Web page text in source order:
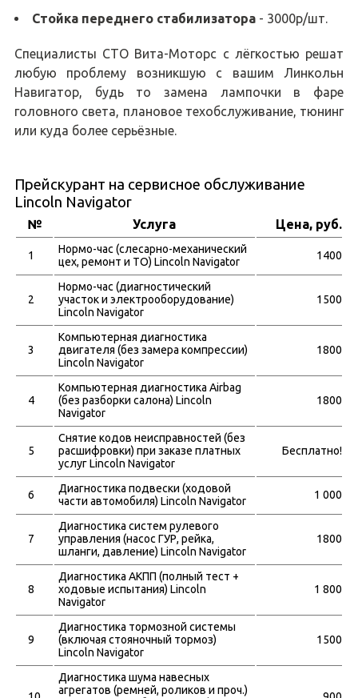
Стойка переднего стабилизатора- 3000р/шт.
Специалисты СТО Вита-Моторс с лёгкостью решат
любую проблему возникшую с вашим Линкольн
Навигатор, будь то замена лампочки в фаре
головного света, плановое техобслуживание, тюнинг
или куда более серьёзные.
Прейскурант на сервисное обслуживание
Lincoln Navigator
№ Услуга Цена, руб.
1
Нормо-час (слесарно-механический
цех, ремонт и ТО) Lincoln Navigator
1400
2
Нормо-час (диагностический
участок и электрооборудование)
Lincoln Navigator
1500
3
Компьютерная диагностика
двигателя (без замера компрессии)
Lincoln Navigator
1800
4
Компьютерная диагностика Airbag
(без разборки салона) Lincoln
Navigator
1800
5
Снятие кодов неисправностей (без
расшифровки) при заказе платных
услуг Lincoln Navigator
Бесплатно!
6
Диагностика подвески (ходовой
части автомобиля) Lincoln Navigator
1 000
7
Диагностика систем рулевого
управления (насос ГУР, рейка,
шланги, давление) Lincoln Navigator
1800
8
Диагностика АКПП (полный тест +
ходовые испытания) Lincoln
Navigator
1 800
9
Диагностика тормозной системы
(включая стояночный тормоз)
Lincoln Navigator
1500
Диагностика шума навесных
агрегатов (ремней, роликов и проч.)